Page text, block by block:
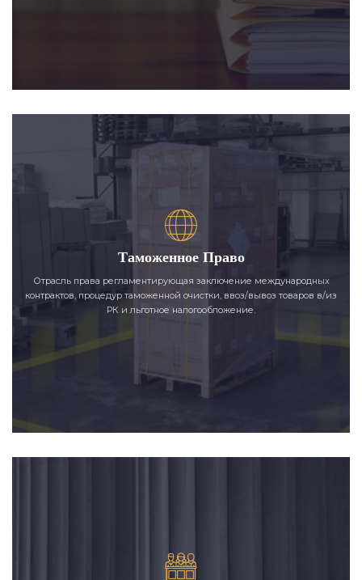
Таможенное Право
Отрасль права регламентирующая заключение международных
контрактов, процедур таможенной очистки, ввоз/вывоз товаров в/из
РК и льготное налогообложение.